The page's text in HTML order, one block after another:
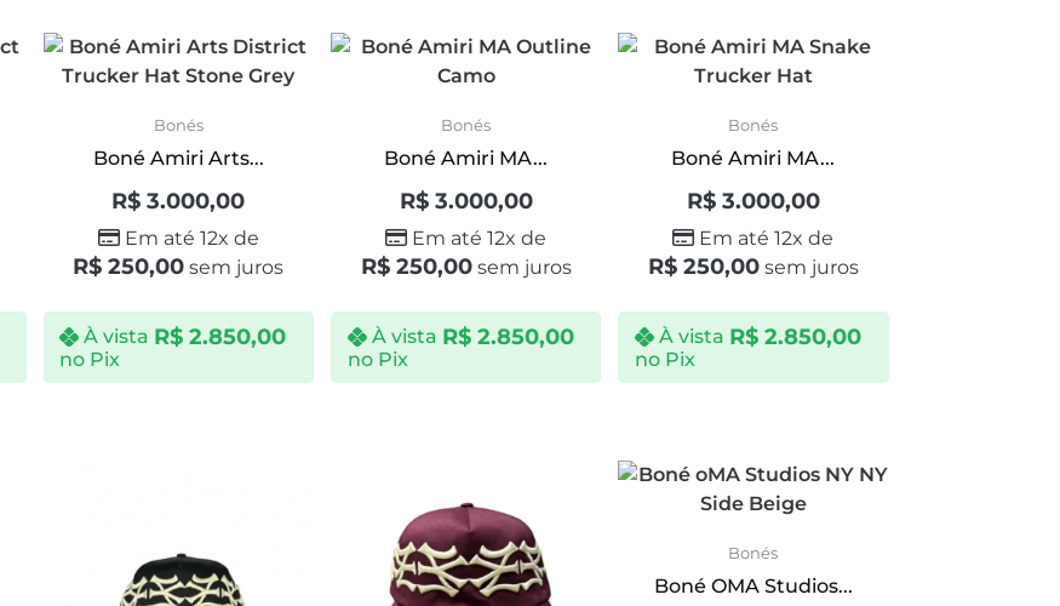
Bonés
Boné Amiri Arts...
R$ 3.000,00
Em até 12x de
R$ 250,00 sem juros
À vista R$ 2.850,00
no Pix
Bonés
Boné Amiri MA...
R$3.000,00
Em até 12x de
R$250,00sem juros
À vista R$2.850,00
no Pix
Bonés
Boné Amiri MA...
R$3.000,00
Em até 12x de
R$250,00sem juros
À vista R$2.850,00
no Pix
Bonés
Boné OMA Studios...